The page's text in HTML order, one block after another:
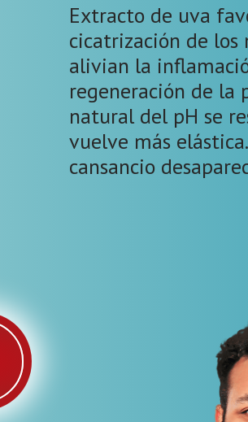
Extracto de uva
cicatrización de los
alivian la
regeneración de la
natural del pH se
vuelve más
cansancio